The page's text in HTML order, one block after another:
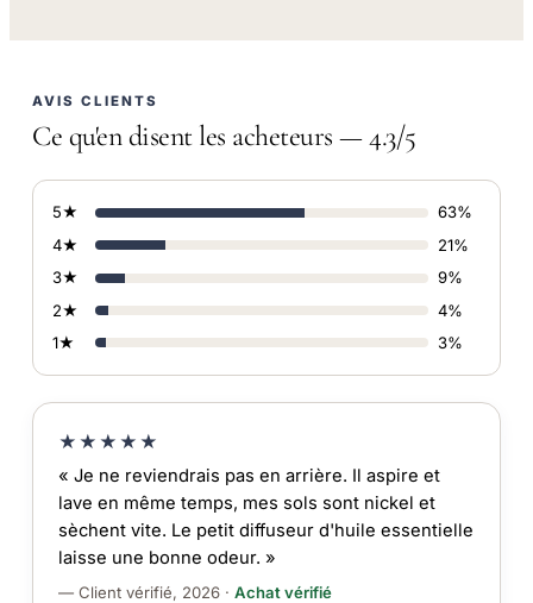
AVIS CLIENTS
Ce qu'en disent les acheteurs — 4.3/5
5★
63%
4★
21%
3★
9%
2★
4%
1★
3%
★★★★★
« Je ne reviendrais pas en arrière. Il aspire et
lave en même temps, mes sols sont nickel et
sèchent vite. Le petit diffuseur d'huile essentielle
laisse une bonne odeur. »
— Client vérifié, 2026 · Achat vérifié